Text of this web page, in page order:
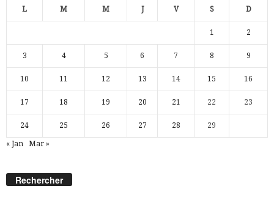
L M M J V S D
1 2
3 4 5 6 7 8 9
10 11 12 13 14 15 16
17 18 19 20 21 22 23
24 25 26 27 28 29
« Jan Mar »
Rechercher